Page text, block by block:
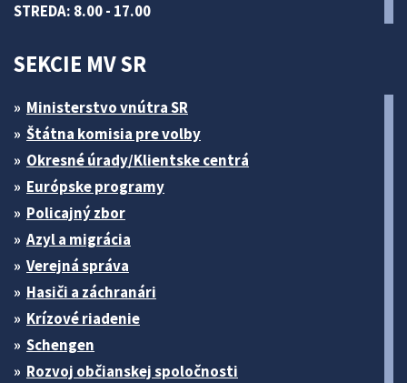
STREDA: 8.00 - 17.00
SEKCIE MV SR
Ministerstvo vnútra SR
Štátna komisia pre volby
Okresné úrady/Klientske centrá
Európske programy
Policajný zbor
Azyl a migrácia
Verejná správa
Hasiči a záchranári
Krízové riadenie
Schengen
Rozvoj občianskej spoločnosti